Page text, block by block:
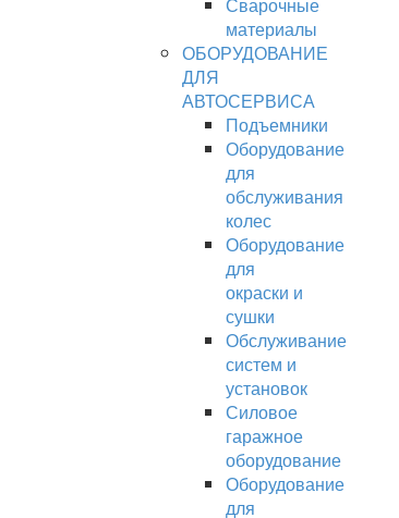
материалы
ОБОРУДОВАНИЕ
ДЛЯ
АВТОСЕРВИСА
Подъемники
Оборудование
для
обслуживания
колес
Оборудование
для
окраски и
сушки
Обслуживание
систем и
установок
Силовое
гаражное
оборудование
Оборудование
для